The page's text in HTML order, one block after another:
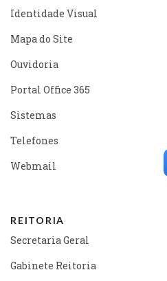
Identidade Visual
Mapa do Site
Ouvidoria
Portal Office 365
Sistemas
Telefones
Webmail
REITORIA
Secretaria Geral
Gabinete Reitoria